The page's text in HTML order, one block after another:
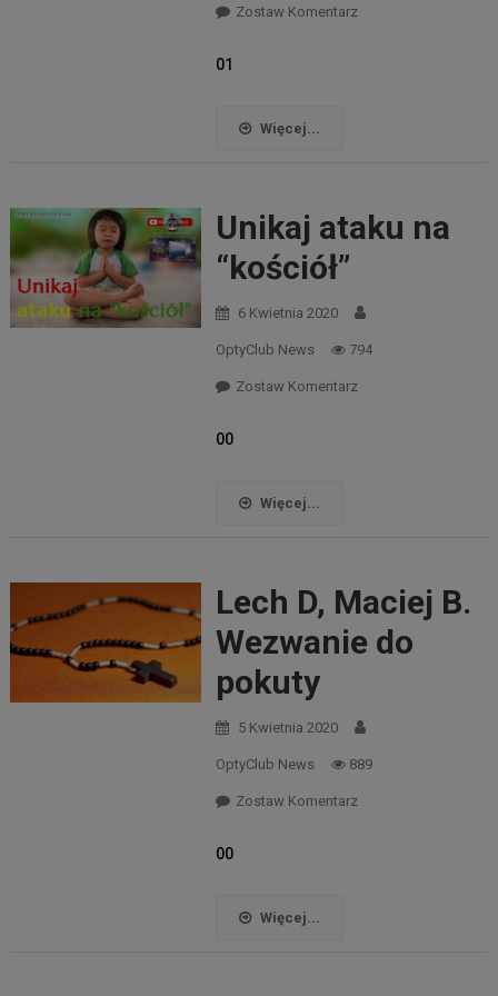
Zostaw Komentarz
01
Więcej...
Unikaj ataku na
“kościół”
6 Kwietnia 2020
OptyClub News 794
Zostaw Komentarz
00
Więcej...
Lech D, Maciej B.
Wezwanie do
pokuty
5 Kwietnia 2020
OptyClub News 889
Zostaw Komentarz
00
Więcej...